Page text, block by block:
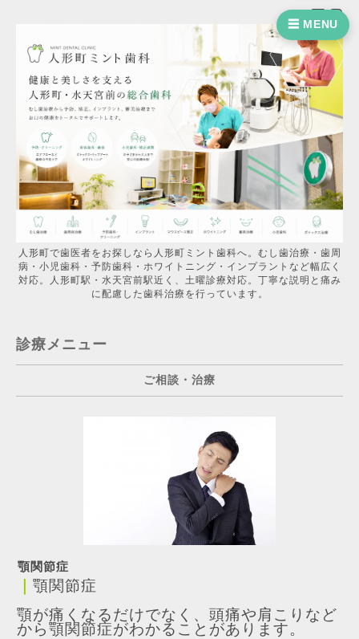
☰ MENU
人形町で歯医者をお探しなら人形町ミント歯科へ。むし歯治療・歯周
病・小児歯科・予防歯科・ホワイトニング・インプラントなど幅広く
対応。人形町駅・水天宮前駅近く、土曜診療対応。丁寧な説明と痛み
に配慮した歯科治療を行っています。
診療メニュー
ご相談・治療
顎関節症
顎関節症
顎が痛くなるだけでなく、頭痛や肩こりなど
から顎関節症がわかることがあります。